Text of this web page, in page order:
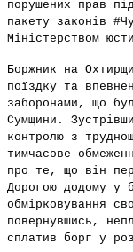
порушених прав
пакету законів
Міністерством
Боржник на
поїздку та
заборонами, що
Сумщини.
контролю з
тимчасове
про те, що він
Дорогою додому у
обмірковування
повернувшись,
сплатив борг у